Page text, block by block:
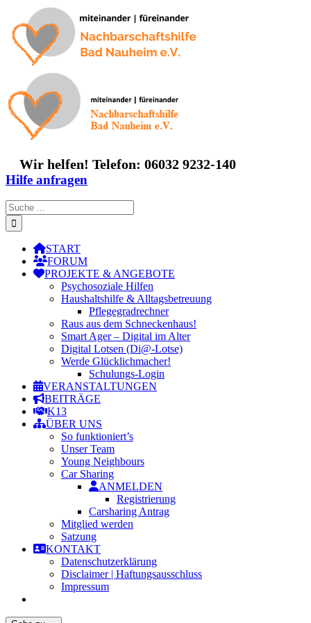
Inhalt
springen
Wir helfen! Telefon: 06032 9232-140
Hilfe anfragen
Suche
nach:
START
FORUM
PROJEKTE & ANGEBOTE
Psychosoziale Hilfen
Haushaltshilfe & Alltagsbetreuung
Pflegegradrechner
Raus aus dem Schneckenhaus!
Smart Ager – Digital im Alter
Digital Lotsen (Di@-Lotse)
Werde Glücklichmacher!
Schulungs-Login
VERANSTALTUNGEN
BEITRÄGE
K13
ÜBER UNS
So funktioniert’s
Unser Team
Young Neighbours
Car Sharing
ANMELDEN
Registrierung
Carsharing Antrag
Mitglied werden
Satzung
KONTAKT
Datenschutzerklärung
Disclaimer | Haftungsausschluss
Impressum